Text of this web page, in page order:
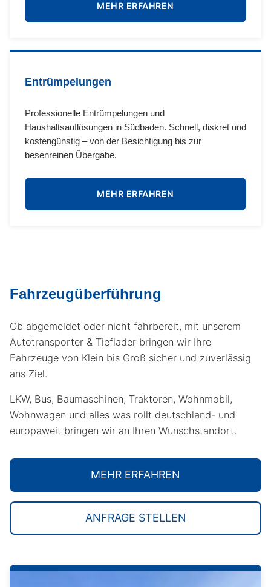
MEHR ERFAHREN
Entrümpelungen
Professionelle Entrümpelungen und
Haushaltsauflösungen in Südbaden. Schnell, diskret und
kostengünstig – von der Besichtigung bis zur
besenreinen Übergabe.
MEHR ERFAHREN
Fahrzeugüberführung
Ob abgemeldet oder nicht fahrbereit, mit unserem
Autotransporter & Tieflader bringen wir Ihre
Fahrzeuge von Klein bis Groß sicher und zuverlässig
ans Ziel.
LKW, Bus, Baumaschinen, Traktoren, Wohnmobil,
Wohnwagen und alles was rollt deutschland- und
europaweit bringen wir an Ihren Wunschstandort.
MEHR ERFAHREN
ANFRAGE STELLEN